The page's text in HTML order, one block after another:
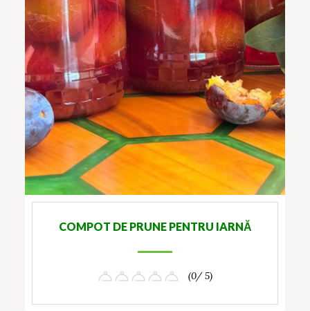
COMPOT DE PRUNE PENTRU IARNĂ
(0/ 5)